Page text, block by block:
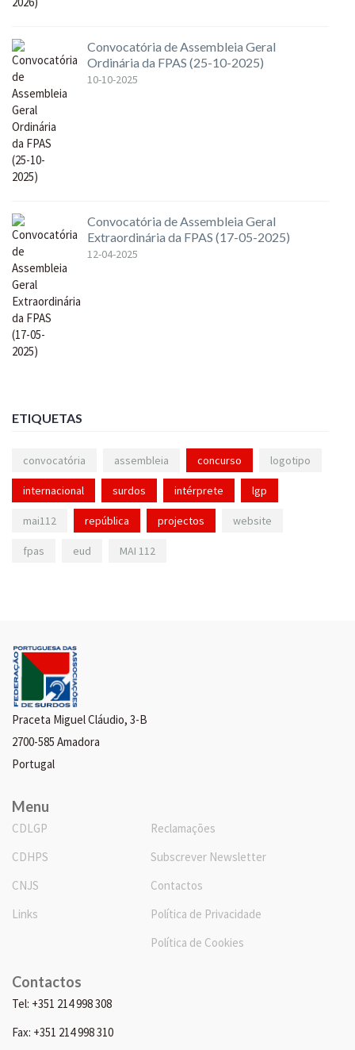
Convocatória de Assembleia Geral
Ordinária da FPAS (25-10-2025)
10-10-2025
Convocatória de Assembleia Geral
Extraordinária da FPAS (17-05-2025)
12-04-2025
ETIQUETAS
convocatória assembleia concurso logotipo
internacional surdos intérprete lgp
mai112 república projectos website
fpas eud MAI 112
Praceta Miguel Cláudio, 3-B
2700-585 Amadora
Portugal
Menu
CDLGP
CDHPS
CNJS
Links
Reclamações
Subscrever Newsletter
Contactos
Política de Privacidade
Política de Cookies
Contactos
Tel: +351 214 998 308
Fax: +351 214 998 310